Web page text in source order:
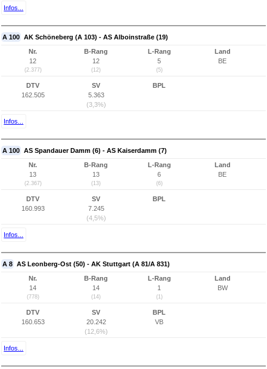
Infos...
A 100 AK Schöneberg (A 103) - AS Alboinstraße (19)
Nr.
12
(2.377)
B-Rang
12
(12)
L-Rang
5
(5)
Land
BE
DTV
162.505
SV
5.363
(3,3%)
BPL
Infos...
A 100 AS Spandauer Damm (6) - AS Kaiserdamm (7)
Nr.
13
(2.367)
B-Rang
13
(13)
L-Rang
6
(6)
Land
BE
DTV
160.993
SV
7.245
(4,5%)
BPL
Infos...
A 8 AS Leonberg-Ost (50) - AK Stuttgart (A 81/A 831)
Nr.
14
(778)
B-Rang
14
(14)
L-Rang
1
(1)
Land
BW
DTV
160.653
SV
20.242
(12,6%)
BPL
VB
Infos...